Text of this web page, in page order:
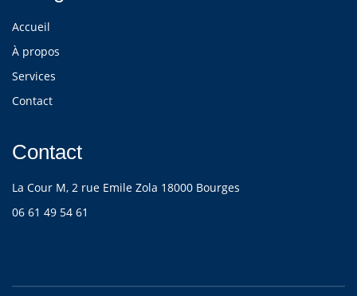
Accueil
À propos
Services
Contact
Contact
La Cour M, 2 rue Emile Zola 18000 Bourges
06 61 49 54 61